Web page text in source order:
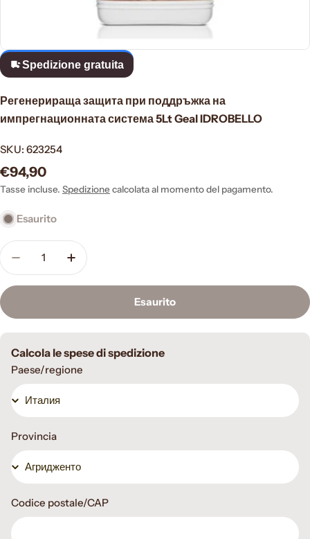
Spedizione gratuita
Регенерираща защита при поддръжка на
импрегнационната система 5Lt Geal IDROBELLO
SKU: 623254
Prezzo
normale
€94,90
Tasse incluse. Spedizionecalcolata al momento del pagamento.
Esaurito
Quantità
Diminuisci la quantità per Регенерираща
Aumenta la quantità per Регенерираща
Esaurito
Calcola le spese di spedizione
Paese/regione
Provincia
Codice postale/CAP